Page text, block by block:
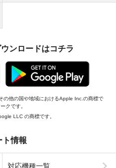
ンロードはコチラ
の他の国や地域におけるApple Inc.の商標で
クです。
LLC の商標です。
ト情報
対応機種一覧